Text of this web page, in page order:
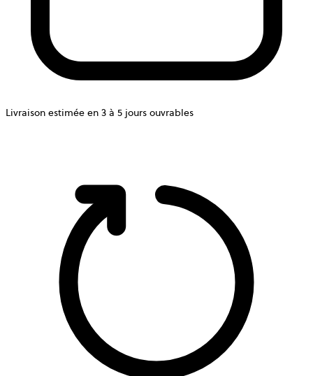
Livraison estimée en 3 à 5 jours ouvrables